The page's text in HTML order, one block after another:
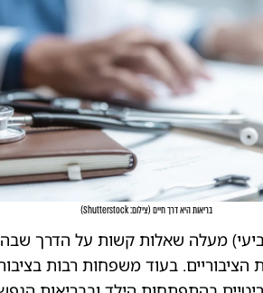
בריאות היא דרך חיים (צילום: Shutterstock )
מעלה שאלות קשות על הדרך שבה
הציבוריים. בעוד משפחות רבות